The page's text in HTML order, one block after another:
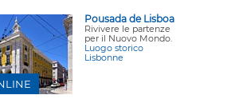
Pousada de Lisboa
Rivivere le partenze
per il Nuovo Mondo.
Luogo storico
Lisbonne